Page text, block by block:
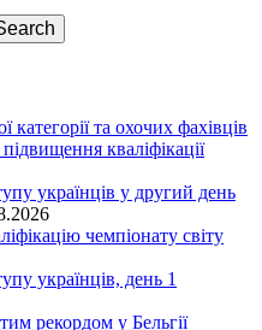
та охочих фахівців
кваліфікації
українців у другий день
чемпіонату світу
українців, день 1
рекордом у Бельгії